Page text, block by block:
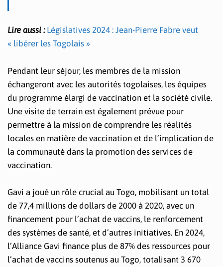
Lire aussi : Législatives 2024 : Jean-Pierre Fabre veut
« libérer les Togolais »
Pendant leur séjour, les membres de la mission
échangeront avec les autorités togolaises, les équipes
du programme élargi de vaccination et la société civile.
Une visite de terrain est également prévue pour
permettre à la mission de comprendre les réalités
locales en matière de vaccination et de l’implication de
la communauté dans la promotion des services de
vaccination.
Gavi a joué un rôle crucial au Togo, mobilisant un total
de 77,4 millions de dollars de 2000 à 2020, avec un
financement pour l’achat de vaccins, le renforcement
des systèmes de santé, et d’autres initiatives. En 2024,
l’Alliance Gavi finance plus de 87% des ressources pour
l’achat de vaccins soutenus au Togo, totalisant 3 670